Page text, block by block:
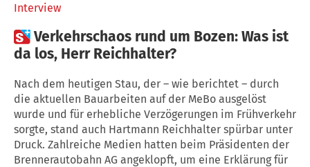
Interview
Verkehrschaos rund um Bozen: Was ist
da los, Herr Reichhalter?
Nach dem heutigen Stau, der – wie berichtet – durch
die aktuellen Bauarbeiten auf der MeBo ausgelöst
wurde und für erhebliche Verzögerungen im Frühverkehr
sorgte, stand auch Hartmann Reichhalter spürbar unter
Druck. Zahlreiche Medien hatten beim Präsidenten der
Brennerautobahn AG angeklopft, um eine Erklärung für